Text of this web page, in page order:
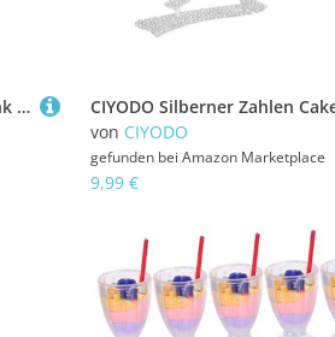
CIYODO Miniatur Kühlschrank Modell Für Puppenhaus Einzigartige Miniaturmöbel Deko Für Mikro Landschaft Küchen-Szene Realistische Für Projekte Vielseitige Verwendung
von CIYODO
gefunden bei Amazon Marketplace
9,99 €